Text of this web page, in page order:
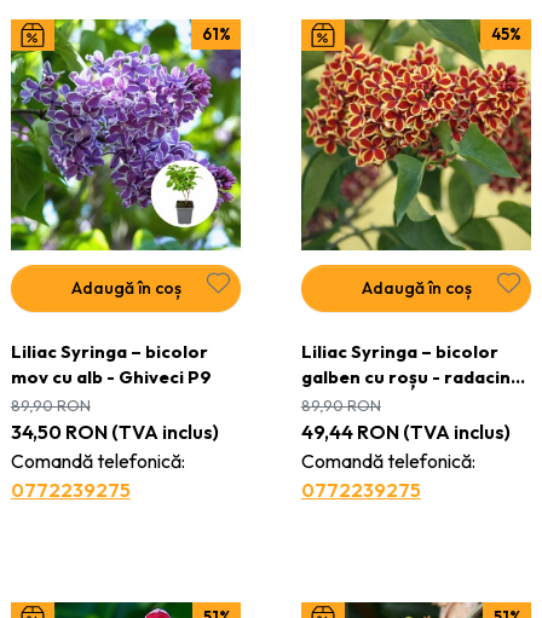
61%
Adaugă în coș
Liliac Syringa – bicolor
mov cu alb - Ghiveci P9
34,50 RON(TVA inclus)
Comandă telefonică:
0772239275
89,90RON
45%
Adaugă în coș
Liliac Syringa – bicolor
galben cu roșu - radacina
ambalata| H 70–80 cm
49,44 RON(TVA inclus)
Comandă telefonică:
0772239275
89,90RON